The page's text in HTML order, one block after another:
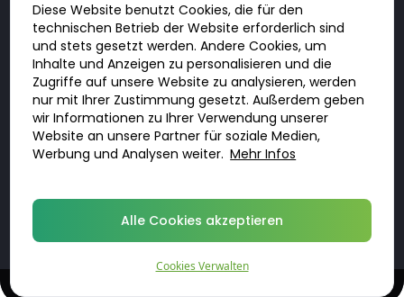
Doktorabc.com ist eine Vermittlungsplattform. Doktorabc ist ausdrücklich
keine Internetapotheke. Doktorabc bietet keine Medikamente oder
sonstige Produkte an oder liefert diese. Jegliche Informationen zu
Produkten, Medikamenten und Preisen auf der Internetseite beinhalten
kein Angebot von Doktorabc an Sie. Für die Einhaltung der in Ihrem Land
geltenden Gesetze und sonstigen Rechtsvorschriften sind Sie als Nutzer
selbst verantwortlich. Die Nutzung unseres Services auf Doktorabc durch
Sie erfolgt auf eigenes Risiko und in eigener Verantwortung. Sie erklären,
diese Internetseite aus eigener Initiative zu besuchen und zu nutzen.
Diese Website benutzt Cookies, die für den
technischen Betrieb der Website erforderlich sind
und stets gesetzt werden. Andere Cookies, um
Inhalte und Anzeigen zu personalisieren und die
Zugriffe auf unsere Website zu analysieren, werden
nur mit Ihrer Zustimmung gesetzt. Außerdem geben
wir Informationen zu Ihrer Verwendung unserer
Website an unsere Partner für soziale Medien,
Werbung und Analysen weiter. Mehr Infos
Alle Cookies akzeptieren
Cookies Verwalten